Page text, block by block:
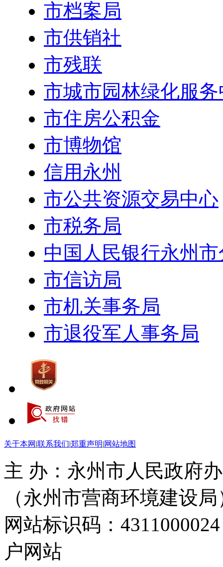
市档案局
市供销社
市残联
市城市园林绿化服
市住房公积金
市博物馆
信用永州
市公共资源交易中心
市税务局
中国人民银行永州
市信访局
市机关事务局
市退役军人事务局
关于本网 |联系我们|郑重声明|网站地图
主 办：永州市人民政府
（永州市营商环境建设局
网站标识码：
户网站